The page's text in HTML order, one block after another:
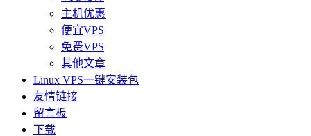
主机优惠
便宜VPS
免费VPS
其他文章
Linux VPS一键安装包
友情链接
留言板
下载